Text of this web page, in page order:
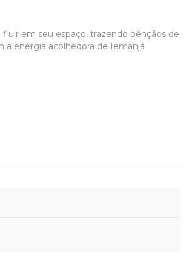
em seu espaço, trazendo bênçãos de
a energia acolhedora de Iemanjá